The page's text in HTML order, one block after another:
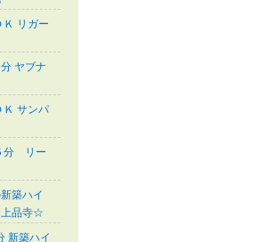
リガー
ヤブナ
サンパ
分 リー
築ハイ
品寺☆
新築ハイ